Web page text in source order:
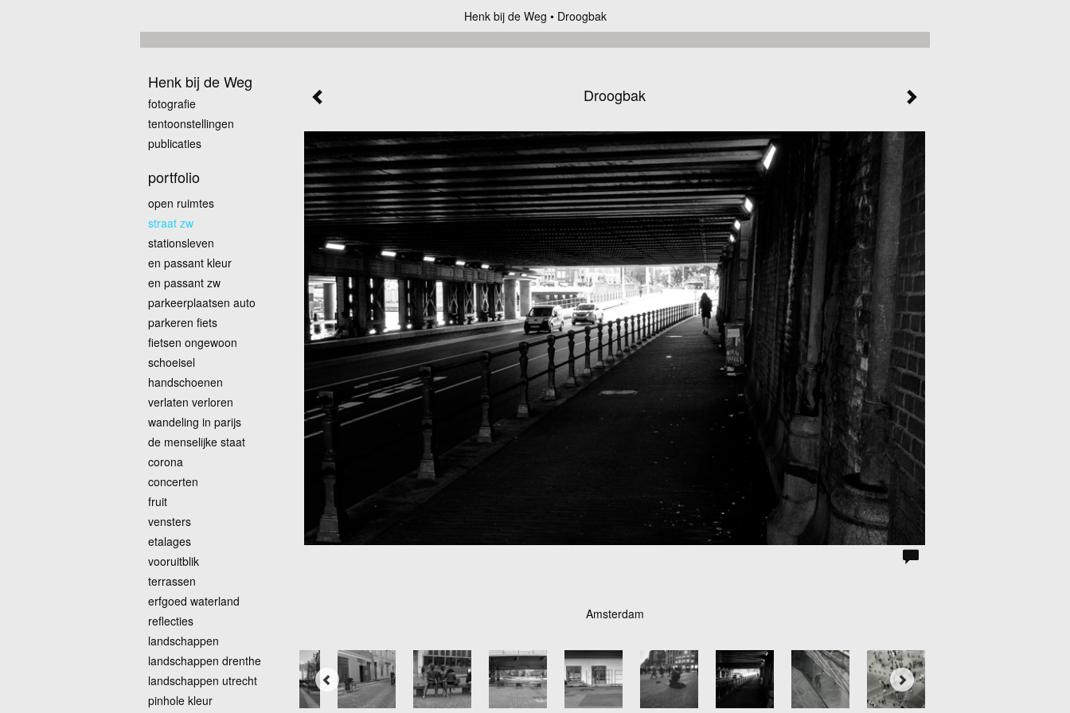
Henk bij de Weg Droogbak
Droogbak
Amsterdam
Henk bij de Weg
fotografie
tentoonstellingen
publicaties
portfolio
open ruimtes
straat zw
stationsleven
en passant kleur
en passant zw
parkeerplaatsen auto
parkeren fiets
fietsen ongewoon
schoeisel
handschoenen
verlaten verloren
wandeling in parijs
de menselijke staat
corona
concerten
fruit
vensters
etalages
vooruitblik
terrassen
erfgoed waterland
reflecties
landschappen
landschappen drenthe
landschappen utrecht
pinhole kleur